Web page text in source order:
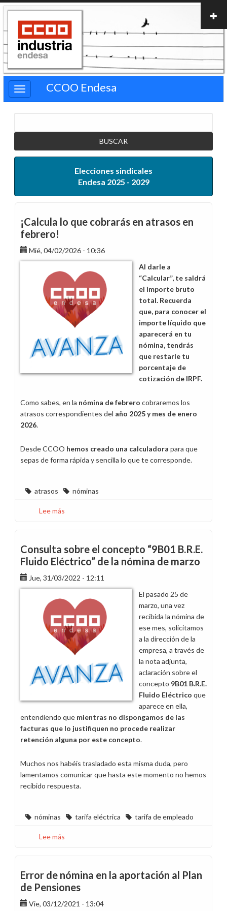
Pasar
contenido
principal
CCOO Endesa
Elecciones sindicales
Endesa 2025 - 2029
¡Calcula lo que cobrarás en atrasos en
febrero!
Mié, 04/02/2026 - 10:36
Al darle a
“Calcular”, te saldrá
el importe bruto
total. Recuerda
que, para conocer el
importe líquido que
aparecerá en tu
nómina, tendrás
que restarle tu
porcentaje de
cotización de IRPF.
Como sabes, en la nómina de febrero cobraremos los
atrasos correspondientes del año 2025 y mes de enero
2026.
Desde CCOO hemos creado una calculadora para que
sepas de forma rápida y sencilla lo que te corresponde.
atrasos nóminas
Lee más
que
cobrarás
en
atrasos
en
febrero!
Consulta sobre el concepto “9B01 B.R.E.
Fluido Eléctrico” de la nómina de marzo
Jue, 31/03/2022 - 12:11
El pasado 25 de
marzo, una vez
recibida la nómina de
ese mes, solicitamos
a la dirección de la
empresa, a través de
la nota adjunta,
aclaración sobre el
concepto 9B01 B.R.E.
Fluido Eléctrico que
aparece en ella,
entendiendo que mientras no dispongamos de las
facturas que lo justifiquen no procede realizar
retención alguna por este concepto.
Muchos nos habéis trasladado esta misma duda, pero
lamentamos comunicar que hasta este momento no hemos
recibido respuesta.
nóminas tarifa eléctrica tarifa de empleado
Lee más
el
concepto
“9B01
B.R.E.
Error de nómina en la aportación al Plan
de Pensiones
Vie, 03/12/2021 - 13:04